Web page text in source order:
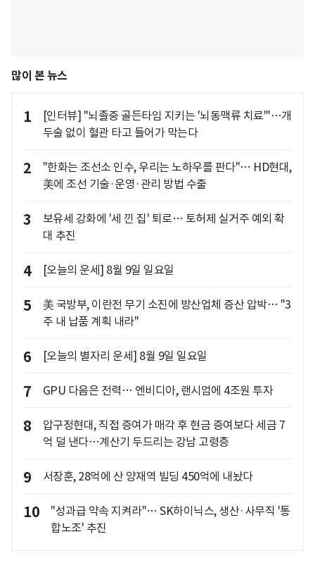
많이 본 뉴스
1
[인터뷰] "뇌졸중 골든타임 지키는 '뇌동맥류 치료'"…개
두술 없이 혈관 타고 들어가 막는다
2
"한화는 조선소 인수, 우리는 노하우를 판다"… HD현대,
美에 조선 기술·운영·관리 방법 수출
3
보유세 강화에 '세 낀 집' 퇴로… 토허제 실거주 예외 확
대 추진
4 [오늘의 운세] 8월 9일 일요일
5
美 국방부, 이란전 무기 소진에 방산업체 증산 압박… "3
주 내 납품 계획 내라"
6 [오늘의 별자리 운세] 8월 9일 일요일
7 GPU 다음은 전력… 엔비디아, 랜시엄에 4조원 투자
8
압구정현대, 직접 증여가 매각 후 현금 증여보다 세금 7
억 덜 낸다…계산기 두드리는 강남 고령층
9 서장훈, 28억에 산 양재역 빌딩 450억에 내놨다
10
"성과급 약속 지켜라"… SK하이닉스, 생산·사무직 '통
합노조' 추진